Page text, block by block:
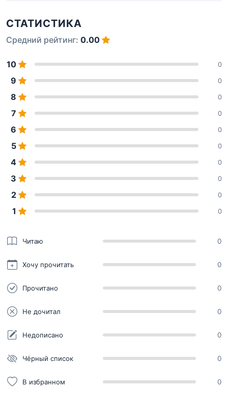
СТАТИСТИКА
Средний рейтинг: 0.00
10 0
9 0
8 0
7 0
6 0
5 0
4 0
3 0
2 0
1 0
Читаю 0
Хочу прочитать 0
Прочитано 0
Не дочитал 0
Недописано 0
Чёрный список 0
В избранном 0